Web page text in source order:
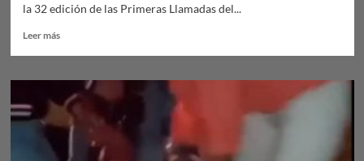
la 32 edición de las Primeras Llamadas del...
Leer másLeer
Revancha
las
Llamadas